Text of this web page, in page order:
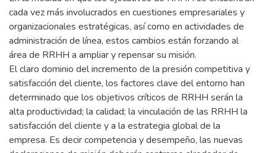
cada vez más involucrados en cuestiones empresariales y
organizacionales estratégicas, así como en actividades de
administración de línea, estos cambios están forzando al
área de RRHH a ampliar y repensar su misión.
El claro dominio del incremento de la presión competitiva y
satisfacción del cliente, los factores clave del entorno han
determinado que los objetivos críticos de RRHH serán la
alta productividad; la calidad; la vinculación de las RRHH la
satisfacción del cliente y a la estrategia global de la
empresa. Es decir competencia y desempeño, las nuevas